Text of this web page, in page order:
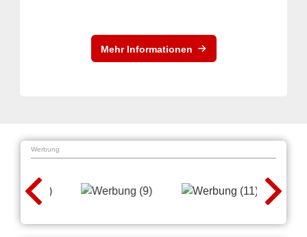
Mehr Informationen
Werbung